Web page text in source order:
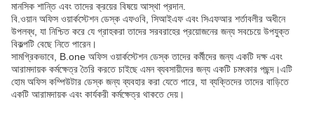
মানসিক শান্তি এবং তাদের ক্রয়ের বিষয়ে আস্থা প্রদান.
বি.ওয়ান অফিস ওয়ার্কস্টেশন ডেস্ক এফওবি, সিআইএফ এবং সিএফআর শর্তাবলীর অধীনে
উপলব্ধ, যা নিশ্চিত করে যে গ্রাহকরা তাদের সরবরাহের প্রয়োজনের জন্য সবচেয়ে উপযুক্ত
বিকল্পটি বেছে নিতে পারেন।
সামগ্রিকভাবে, B.one অফিস ওয়ার্কস্টেশন ডেস্ক তাদের কর্মীদের জন্য একটি দক্ষ এবং
আরামদায়ক কর্মক্ষেত্র তৈরি করতে চাইছে এমন ব্যবসায়ীদের জন্য একটি চমৎকার পছন্দ।এটি
হোম অফিস কম্পিউটার ডেস্ক জন্য ব্যবহার করা যেতে পারে, যা ব্যক্তিদের তাদের বাড়িতে
একটি আরামদায়ক এবং কার্যকরী কর্মক্ষেত্র থাকতে দেয়।